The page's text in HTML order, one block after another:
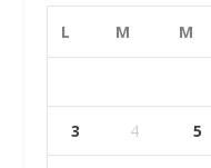
L M M
3 4 5